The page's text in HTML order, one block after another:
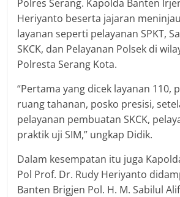
Polres Serang. Kapolda Banten
Heriyanto beserta jajaran
layanan seperti pelayanan SPKT,
SKCK, dan Pelayanan Polsek di
Polresta Serang Kota.
“Pertama yang dicek layanan 110,
ruang tahanan, posko presisi,
pelayanan pembuatan SKCK,
praktik uji SIM,” ungkap Didik.
Dalam kesempatan itu juga
Pol Prof. Dr. Rudy Heriyanto
Banten Brigjen Pol. H. M. Sabilul